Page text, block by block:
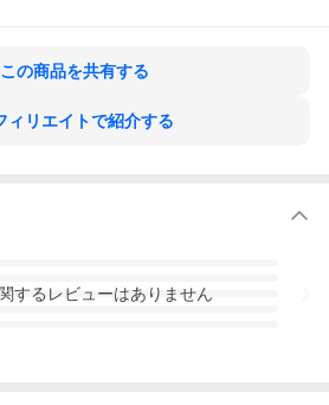
リッシュ デザイン レンズ 丸 便利 快適
い アイウェア リサイクル アップサイ
フレーム ギフト プレゼント 贈り物 寄
ラフィナ 1 1.5 2 2.5
この商品を共有する
ィリエイトで紹介する
するレビューはありません